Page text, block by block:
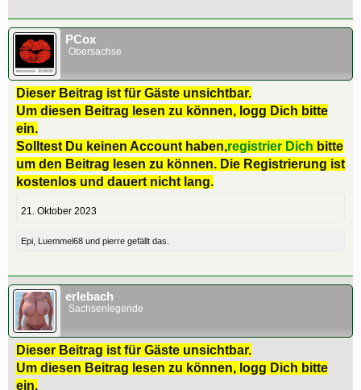
PCox
Obersachse
Dieser Beitrag ist für Gäste unsichtbar.
Um diesen Beitrag lesen zu können, logg Dich bitte
ein.
Solltest Du keinen Account haben,registrier Dich bitte
um den Beitrag lesen zu können. Die Registrierung ist
kostenlos und dauert nicht lang.
21. Oktober 2023
Epi Luemmel68 und pierre gefällt das.
erlebach
Sachsenlegende
Dieser Beitrag ist für Gäste unsichtbar.
Um diesen Beitrag lesen zu können, logg Dich bitte
ein.